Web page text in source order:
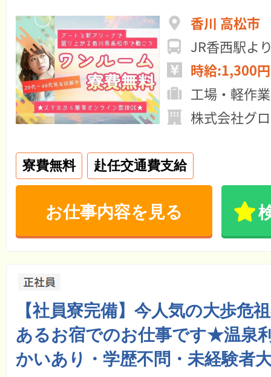
香川 高松市
JR香西駅よ
時給:1,300
工場・軽作業
株式会社グ
寮費無料 赴任交通費支給
お仕事内容を見る
【社員寮完備】今人気の大歩危
あるお宿でのお仕事です★温泉
かいあり・学歴不問・未経験者